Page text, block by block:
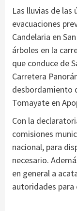
Las lluvias de las
evacuaciones
Candelaria en
árboles en la
que conduce de
Carretera
desbordamiento
Tomayate en
Con la
comisiones
nacional, para
necesario.
en general a
autoridades